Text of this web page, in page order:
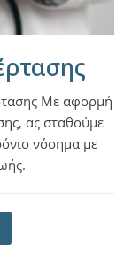
Με αφορμή
ας σταθούμε
νόσημα με